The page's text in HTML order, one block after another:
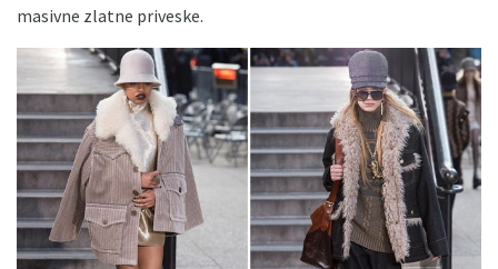
masivne zlatne priveske.